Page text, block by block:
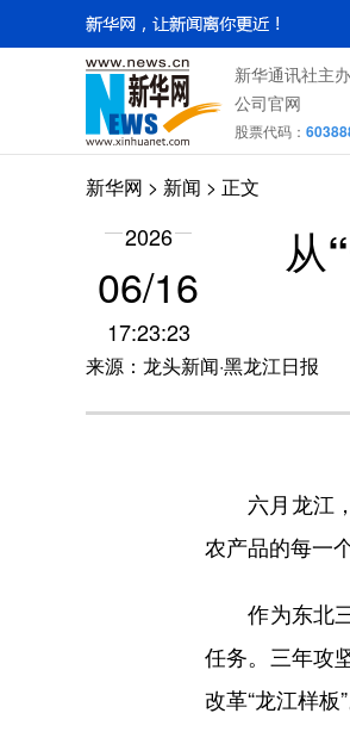
新华通讯社主办
公司官网
股票代码：
新华网 > 新闻 > 正文
2026
06/16
17:23:23
来源：龙头新闻·黑龙江日报
从
六月龙江，
农产品的每一
作为东北三
任务。三年攻
改革“龙江样板”